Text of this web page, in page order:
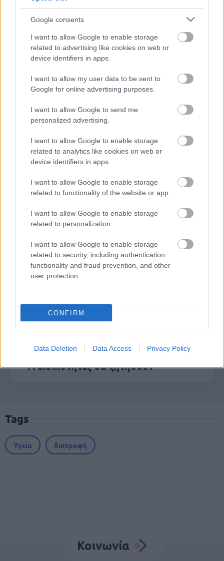
Google consents
I want to allow Google to enable storage
related to advertising like cookies on web or
device identifiers in apps.
I want to allow my user data to be sent to
Google for online advertising purposes.
I want to allow Google to send me
personalized advertising.
I want to allow Google to enable storage
related to analytics like cookies on web or
device identifiers in apps.
I want to allow Google to enable storage
related to functionality of the website or app.
I want to allow Google to enable storage
related to personalization.
I want to allow Google to enable storage
related to security, including authentication
functionality and fraud prevention, and other
user protection.
CONFIRM
Data Deletion Data Access Privacy Policy
Μάθε πρώτος όλες τις σημαντικές
ειδήσεις.
Βάλε το proson.gr στα αποτελέσματα
αναζήτησης της Google
Δημοφιλείς Ειδήσεις
Αυτό το επίδομα δίνει 300 ευρώ - Δεν
Τουρισμός για Όλους 2026: Voucher
έως 600 ευρώ - Ποια ΑΦΜ παίρνουν
σειρά σήμερα
ΔΥΠΑ: Ειδικό βοήθημα ανεργίας 565
απαιτούνται
ΑΣΕΠ: 1.866 μόνιμες προσλήψεις ΑμεΑ
- Τι ειδικότητες θα ζητηθούν
Tags
Υγεία διατροφή
Κοινωνία